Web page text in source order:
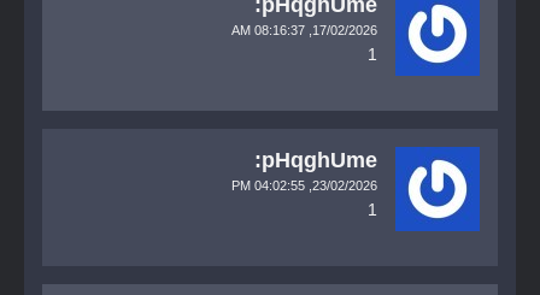
pHqghUme:
17/02/2026,
08:16:37 AM
1
pHqghUme:
23/02/2026,
04:02:55 PM
1